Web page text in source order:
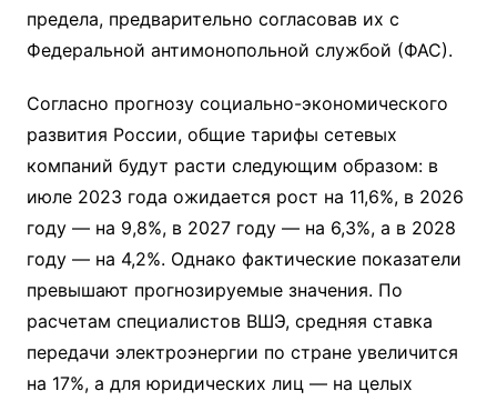
предела, предварительно согласовав их с
Федеральной антимонопольной службой (ФАС).
Согласно прогнозу социально-экономического
развития России, общие тарифы сетевых
компаний будут расти следующим образом: в
июле 2023 года ожидается рост на 11,6%, в 2026
году — на 9,8%, в 2027 году — на 6,3%, а в 2028
году — на 4,2%. Однако фактические показатели
превышают прогнозируемые значения. По
расчетам специалистов ВШЭ, средняя ставка
передачи электроэнергии по стране увеличится
на 17%, а для юридических лиц — на целых